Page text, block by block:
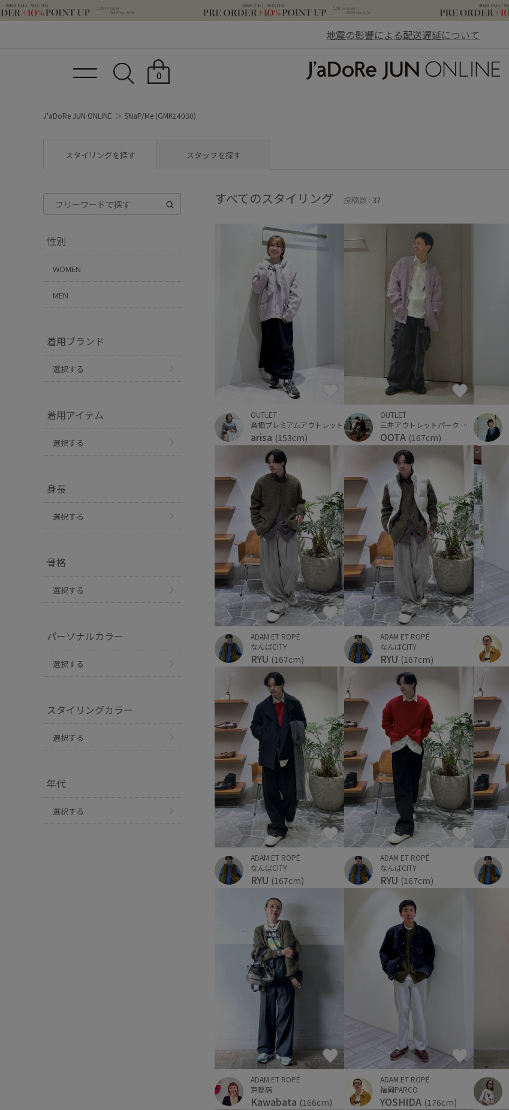
地震の影響による配送遅延について
0
J'aDoRe JUN ONLINE SNaP/Me (GMK14030)
スタイリングを探す スタッフを探す
性別
WOMEN
MEN
着用ブランド
選択する
着用アイテム
選択する
身長
選択する
骨格
選択する
パーソナルカラー
選択する
スタイリングカラー
選択する
年代
選択する
すべてのスタイリング 投稿数 : 37
OUTLET
鳥栖プレミアムアウトレット
arisa (153cm)
OUTLET
三井アウトレットパーク 横浜ベイサイド
OOTA (167cm)
ADAM ET ROPÉ
なんばCITY
RYU (167cm)
ADAM ET ROPÉ
なんばCITY
RYU (167cm)
ADAM ET ROPÉ
なんばCITY
RYU (167cm)
ADAM ET ROPÉ
なんばCITY
RYU (167cm)
ADAM ET ROPÉ
京都店
Kawabata (166cm)
ADAM ET ROPÉ
福岡PARCO
YOSHIDA (176cm)